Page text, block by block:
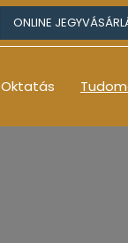
ONLINE
Oktatás